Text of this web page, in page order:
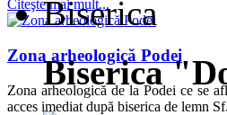
Citeşte mai mult...
Zona arheologică Podei
Zona arheologică de la Podei ce se
acces imediat după biserica de lemn
Biserica